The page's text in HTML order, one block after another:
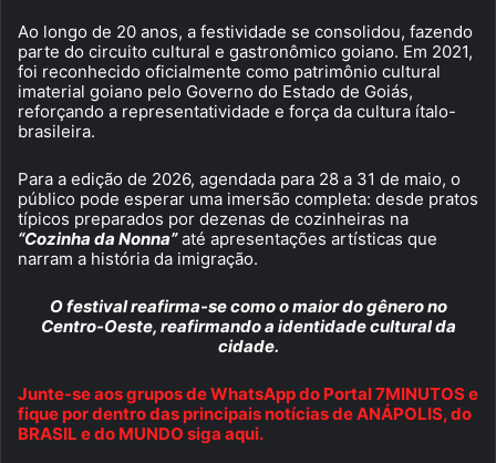
Ao longo de 20 anos, a festividade se consolidou, fazendo
parte do circuito cultural e gastronômico goiano. Em 2021,
foi reconhecido oficialmente como patrimônio cultural
imaterial goiano pelo Governo do Estado de Goiás,
reforçando a representatividade e força da cultura ítalo-
brasileira.
Para a edição de 2026, agendada para 28 a 31 de maio, o
público pode esperar uma imersão completa: desde pratos
típicos preparados por dezenas de cozinheiras na
“Cozinha da Nonna”até apresentações artísticas que
narram a história da imigração.
O festival reafirma-se como o maior do gênero no
Centro-Oeste, reafirmando a identidade cultural da
cidade.
Junte-se aos grupos de WhatsApp do Portal 7MINUTOS e
fique por dentro das principais notícias de ANÁPOLIS, do
BRASIL e do MUNDO siga aqui.